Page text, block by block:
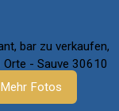
Schätzen
Mehr Fotos